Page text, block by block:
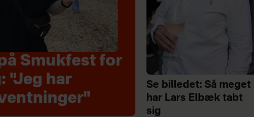
Smukfest for
"Jeg har
Se billedet: Så meget
har Lars Elbæk tabt
sig